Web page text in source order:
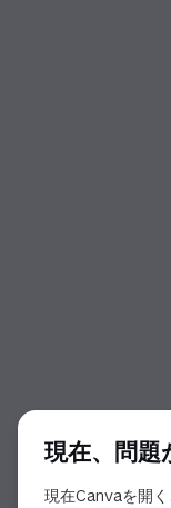
現在、問
現在Canvaを開